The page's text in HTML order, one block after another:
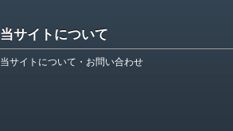
当サイトについて
当サイトについて・お問い合わせ